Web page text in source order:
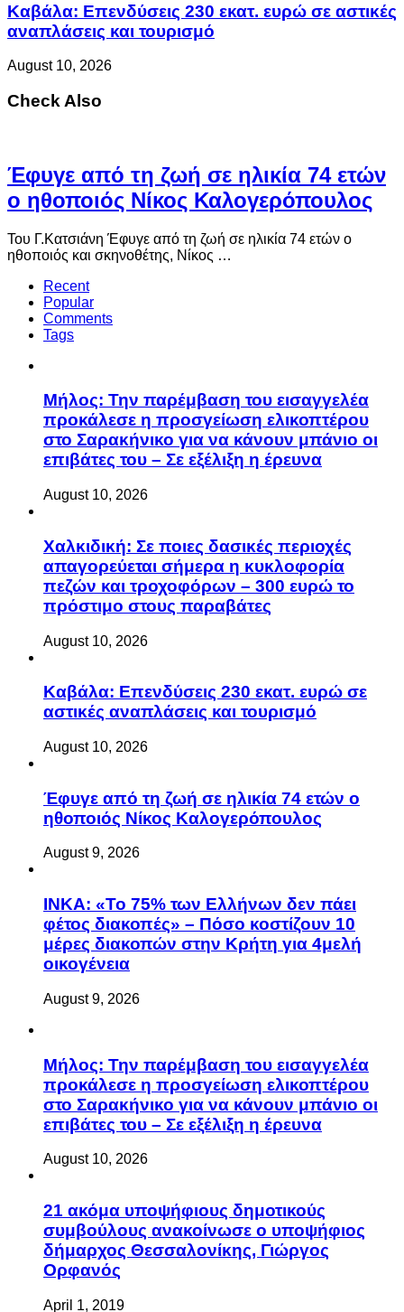
Καβάλα: Επενδύσεις 230 εκατ. ευρώ σε αστικές
αναπλάσεις και τουρισμό
August 10, 2026
Check Also
Έφυγε από τη ζωή σε ηλικία 74 ετών
ο ηθοποιός Νίκος Καλογερόπουλος
Του Γ.Κατσιάνη Έφυγε από τη ζωή σε ηλικία 74 ετών ο
ηθοποιός και σκηνοθέτης, Νίκος …
Recent
Popular
Comments
Tags
Μήλος: Την παρέμβαση του εισαγγελέα
προκάλεσε η προσγείωση ελικοπτέρου
στο Σαρακήνικο για να κάνουν μπάνιο οι
επιβάτες του – Σε εξέλιξη η έρευνα
August 10, 2026
Χαλκιδική: Σε ποιες δασικές περιοχές
απαγορεύεται σήμερα η κυκλοφορία
πεζών και τροχοφόρων – 300 ευρώ το
πρόστιμο στους παραβάτες
August 10, 2026
Καβάλα: Επενδύσεις 230 εκατ. ευρώ σε
αστικές αναπλάσεις και τουρισμό
August 10, 2026
Έφυγε από τη ζωή σε ηλικία 74 ετών ο
ηθοποιός Νίκος Καλογερόπουλος
August 9, 2026
ΙΝΚΑ: «Το 75% των Ελλήνων δεν πάει
φέτος διακοπές» – Πόσο κοστίζουν 10
μέρες διακοπών στην Κρήτη για 4μελή
οικογένεια
August 9, 2026
Μήλος: Την παρέμβαση του εισαγγελέα
προκάλεσε η προσγείωση ελικοπτέρου
στο Σαρακήνικο για να κάνουν μπάνιο οι
επιβάτες του – Σε εξέλιξη η έρευνα
August 10, 2026
21 ακόμα υποψήφιους δημοτικούς
συμβούλους ανακοίνωσε ο υποψήφιος
δήμαρχος Θεσσαλονίκης, Γιώργος
Ορφανός
April 1, 2019